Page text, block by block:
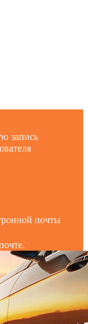
запись
почты